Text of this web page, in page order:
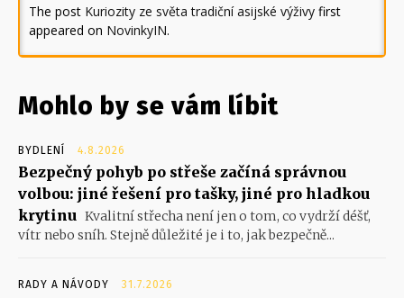
The post Kuriozity ze světa tradiční asijské výživy first
appeared on NovinkyIN.
Mohlo by se vám líbit
BYDLENÍ 4.8.2026
Bezpečný pohyb po střeše začíná správnou
volbou: jiné řešení pro tašky, jiné pro hladkou
krytinu Kvalitní střecha není jen o tom, co vydrží déšť,
vítr nebo sníh. Stejně důležité je i to, jak bezpečně...
RADY A NÁVODY 31.7.2026